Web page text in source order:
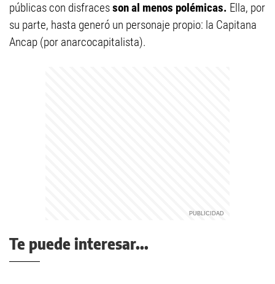
públicas con disfracesson al menos polémicas. Ella, por
su parte, hasta generó un personaje propio: la Capitana
Ancap (por anarcocapitalista).
Te puede interesar...